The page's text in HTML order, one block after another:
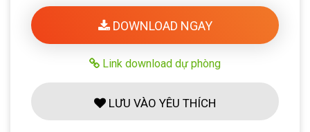
DOWNLOAD NGAY
Link download dự phòng
LƯU VÀO YÊU THÍCH